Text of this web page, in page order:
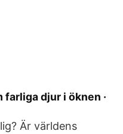
djur i öknen ·
Är världens